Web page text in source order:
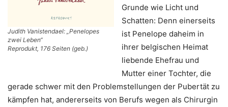
Judith Vanistendael: „Penelopes
zwei Leben“
Reprodukt, 176 Seiten (geb.)
Grunde wie Licht und
Schatten: Denn einerseits
ist Penelope daheim in
ihrer belgischen Heimat
liebende Ehefrau und
Mutter einer Tochter, die
gerade schwer mit den Problemstellungen der Pubertät zu
kämpfen hat, andererseits von Berufs wegen als Chirurgin